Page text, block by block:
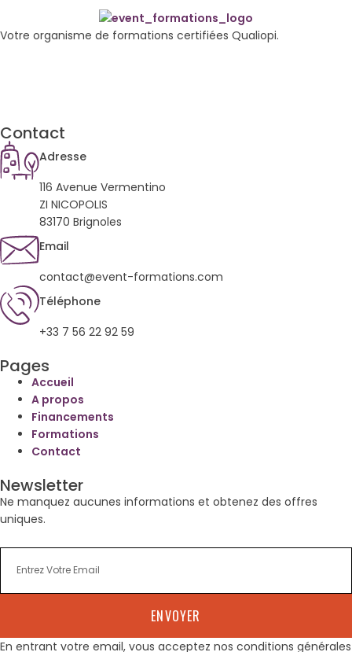
Votre organisme de formations certifiées Qualiopi.
Contact
Adresse
116 Avenue Vermentino
ZI NICOPOLIS
83170 Brignoles
Email
contact@event-formations.com
Téléphone
+33 7 56 22 92 59
Pages
Accueil
A propos
Financements
Formations
Contact
Newsletter
Ne manquez aucunes informations et obtenez des offres
uniques.
ENVOYER
En entrant votre email, vous acceptez nos conditions générales